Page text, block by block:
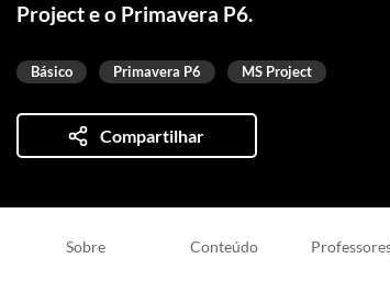
Project e o Primavera P6.
Básico Primavera P6 MS Project
Compartilhar
Sobre Conteúdo